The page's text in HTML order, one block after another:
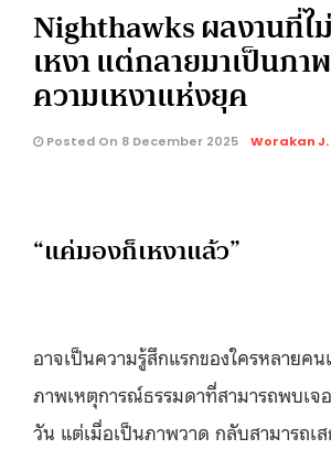
Nighthawks ผลงานที่ไ
เหงา แต่กลายมาเป็นภา
ความเหงาแห่งยุค
Posted On 8 December 2025 Worakan J.
“แค่มองก็เหงาแล้ว”
อาจเป็นความรู้สึกแรกของใครหลายค
ภาพเหตุการณ์ธรรมดาที่สามารถพบเจ
วัน แต่เมื่อเป็นภาพวาด กลับสามารถเ